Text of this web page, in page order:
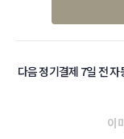
다음 정기결제 7일 전
이